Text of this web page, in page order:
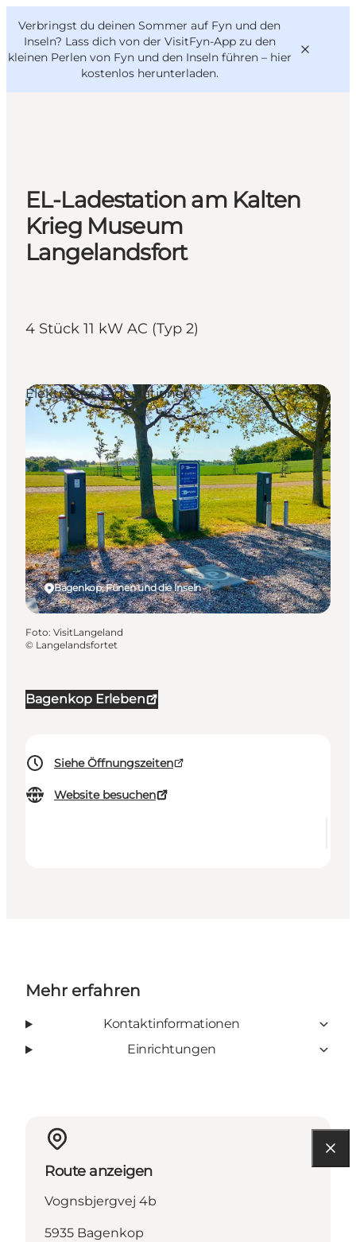
Verbringst du deinen Sommer auf Fyn und den
Inseln? Lass dich von der VisitFyn-App zu den
kleinen Perlen von Fyn und den Inseln führen – hier
kostenlos herunterladen.
Outdoor & bike
Essen & trinken
Übernachtung
VisitFyn
Deutsch
EL-Ladestation am Kalten
Krieg Museum
Langelandsfort
4 Stück 11 kW AC (Typ 2)
Bagenkop Erleben
Siehe Öffnungszeiten
Website besuchen
Bagenkop, Fünen und die Inseln
Elektrische Ladestationen
Foto: VisitLangeland
© Langelandsfortet
Mehr erfahren
Kontaktinformationen
Einrichtungen
Route anzeigen
Vognsbjergvej 4b
5935 Bagenkop